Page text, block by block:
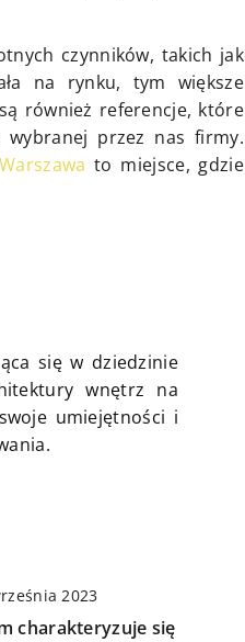
czynników, takich jak
na rynku, tym większe
również referencje, które
przez nas firmy.
to miejsce, gdzie
się w dziedzinie
wnętrz na
umiejętności i
2023
charakteryzuje się